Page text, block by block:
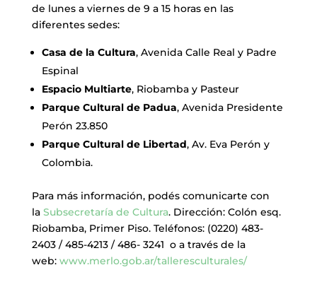
de lunes a viernes de 9 a 15 horas en las
diferentes sedes:
Casa de la Cultura, Avenida Calle Real y Padre
Espinal
Espacio Multiarte, Riobamba y Pasteur
Parque Cultural de Padua, Avenida Presidente
Perón 23.850
Parque Cultural de Libertad, Av. Eva Perón y
Colombia.
Para más información, podés comunicarte con
la Subsecretaría de Cultura. Dirección: Colón esq.
Riobamba, Primer Piso. Teléfonos: (0220) 483-
2403 / 485-4213 / 486- 3241 o a través de la
web: www.merlo.gob.ar/talleresculturales/